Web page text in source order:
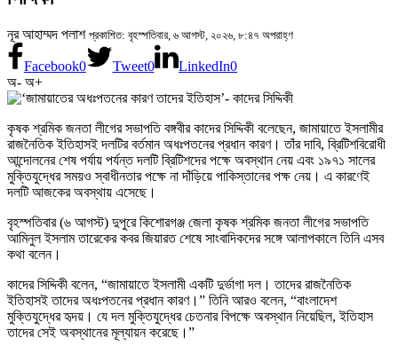
নূর আহাম্মদ পলাশ প্রকাশিত: বৃহস্পতিবার, ৬ আগস্ট, ২০২৬, ৮:৪৭ অপরাহ্ণ
Facebook0 Tweet0 LinkedIn0
অ- অ+
কৃষক শ্রমিক জনতা লীগের সভাপতি বঙ্গবীর কাদের সিদ্দিকী বলেছেন, জামায়াতে ইসলামীর
রাজনৈতিক ইতিহাসই দলটির বর্তমান অধঃপতনের প্রধান কারণ। তাঁর দাবি, ব্রিটিশবিরোধী
আন্দোলনের শেষ পর্যায় পর্যন্ত দলটি ব্রিটিশদের পক্ষে অবস্থান নেয় এবং ১৯৭১ সালের
মুক্তিযুদ্ধের সময়ও স্বাধীনতার পক্ষে না দাঁড়িয়ে পাকিস্তানের পক্ষ নেয়। এ কারণেই
দলটি আজকের অবস্থায় এসেছে।
বৃহস্পতিবার (৬ আগস্ট) দুপুরে কিশোরগঞ্জ জেলা কৃষক শ্রমিক জনতা লীগের সভাপতি
আমিনুল ইসলাম তারেকের কবর জিয়ারত শেষে সাংবাদিকদের সঙ্গে আলাপকালে তিনি এসব
কথা বলেন।
কাদের সিদ্দিকী বলেন, “জামায়াতে ইসলামী একটি দুর্ভাগা দল। তাদের রাজনৈতিক
ইতিহাসই তাদের অধঃপতনের প্রধান কারণ।” তিনি আরও বলেন, “বাংলাদেশ
মুক্তিযুদ্ধের হৃদয়। যে দল মুক্তিযুদ্ধের চেতনার বিপক্ষে অবস্থান নিয়েছিল, ইতিহাস
তাদের সেই অবস্থানের মূল্যায়ন করেছে।”